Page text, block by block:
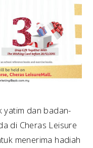
yatim dan badan-
di Cheras Leisure
menerima hadiah